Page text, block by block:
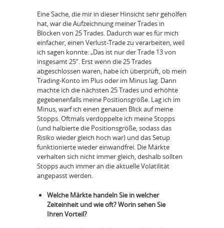
Eine Sache, die mir in dieser Hinsicht sehr geholfen
hat, war die Aufzeichnung meiner Trades in
Blöcken von 25 Trades. Dadurch war es für mich
einfacher, einen Verlust-Trade zu verarbeiten, weil
ich sagen konnte: „Das ist nur der Trade 13 von
insgesamt 25“. Erst wenn die 25 Trades
abgeschlossen waren, habe ich überprüft, ob mein
Trading-Konto im Plus oder im Minus lag. Dann
machte ich die nächsten 25 Trades und erhöhte
gegebenenfalls meine Positionsgröße. Lag ich im
Minus, warf ich einen genauen Blick auf meine
Stopps. Oftmals verdoppelte ich meine Stopps
(und halbierte die Positionsgröße, sodass das
Risiko wieder gleich hoch war) und das Setup
funktionierte wieder einwandfrei. Die Märkte
verhalten sich nicht immer gleich, deshalb sollten
Stopps auch immer an die aktuelle Volatilität
angepasst werden.
Welche Märkte handeln Sie in welcher
Zeiteinheit und wie oft? Worin sehen Sie
Ihren Vorteil?